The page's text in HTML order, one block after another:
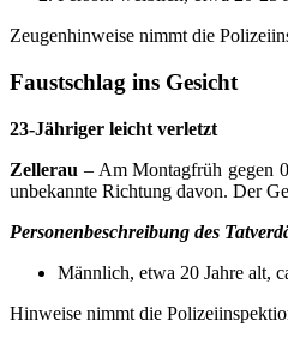
Zeugenhinweise nimmt die
Faustschlag ins Gesicht
23-Jähriger leicht verletzt
Zellerau – Am Montagfrüh gegen
unbekannte Richtung davon. Der
Personenbeschreibung des
Männlich, etwa 20 Jahre alt,
Hinweise nimmt die